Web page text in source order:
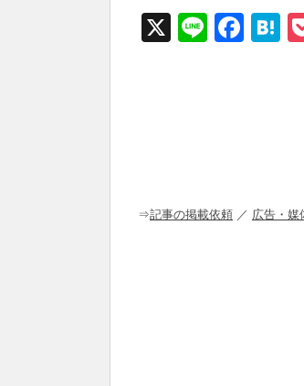
X
Li
F
o
H
⇒記事の掲載依頼 ／ 広告・媒